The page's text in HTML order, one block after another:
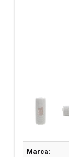
Marca: